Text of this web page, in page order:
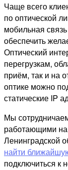
Чаще всего
по оптической
мобильная
обеспечить
Оптический
перегрузкам,
приём, так и на
оптике можно
статические IP
Мы
работающими на
Ленинградской
найти
подключиться к